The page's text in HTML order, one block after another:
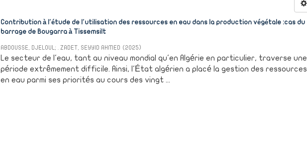
Contribution à l'étude de l'utilisation des ressources en eau dans la production végétale :cas du
barrage de Bougarra à Tissemsilt
ABDOUSSE, DJELOUL ; . ZADET, SEYYID AHMED (2025)
Le secteur de l'eau, tant au niveau mondial qu'en Algérie en particulier, traverse une
période extrêmement difficile. Ainsi, l'État algérien a placé la gestion des ressources
en eau parmi ses priorités au cours des vingt ...